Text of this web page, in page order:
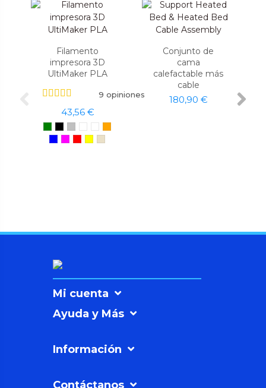
Filamento
impresora 3D
UltiMaker PLA
9 opiniones
43,56 €
Conjunto de
cama
calefactable más
cable
180,90 €
Mi cuenta
Ayuda y Más
Información
Contáctanos